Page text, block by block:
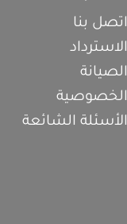
اتصل بنا
الاسترداد
الصيانة
الخصوصية
الأسئلة الشائعة